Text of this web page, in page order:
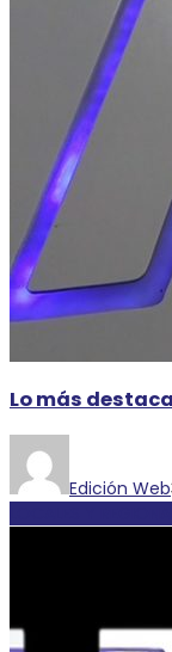
Lo más
Edición Web